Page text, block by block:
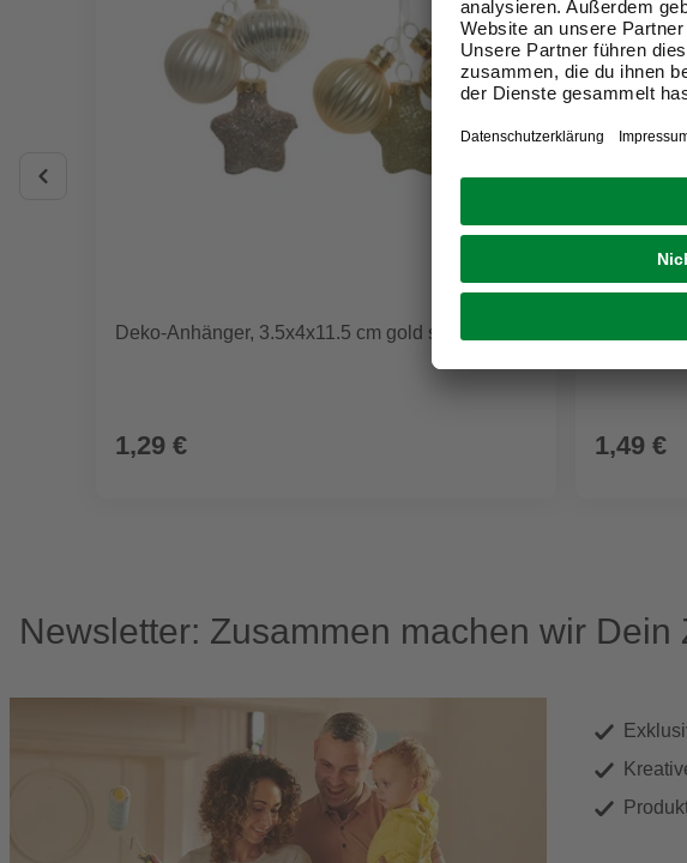
Deko-Anhänger, 3.5x4x11.5 cm gold sortiert
1,29 €
Deko-
1,49 €
Newsletter: Zusammen machen wir